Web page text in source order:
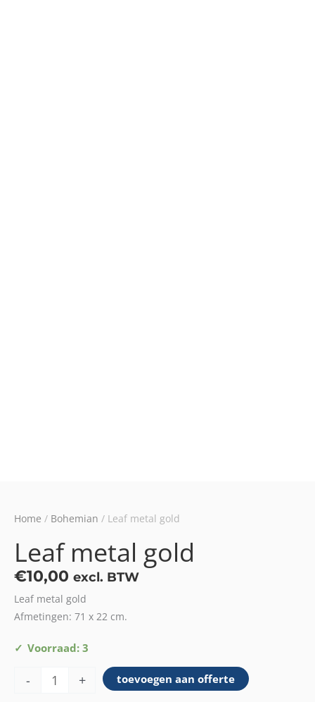
Home / Bohemian / Leaf metal gold
Leaf metal gold
€10,00 excl. BTW
Leaf metal gold
Afmetingen: 71 x 22 cm.
Voorraad: 3
-
Leaf
gold
+ toevoegen aan offerte